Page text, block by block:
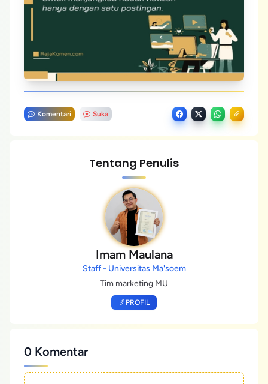
Komentari Suka
Tentang Penulis
Imam Maulana
Staff - Universitas Ma'soem
Tim marketing MU
PROFIL
0 Komentar